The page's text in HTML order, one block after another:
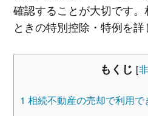
確認することが大切です
ときの特別控除・特例を詳
もくじ [
1 相続不動産の売却で利用